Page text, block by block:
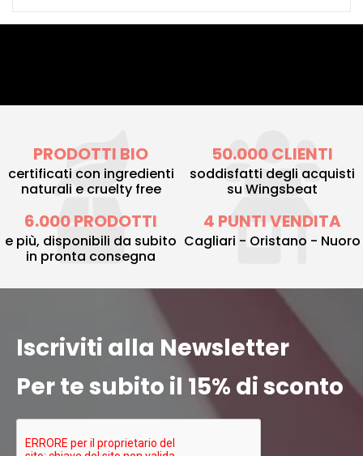
PRODOTTI BIO
certificati con ingredienti
naturali e cruelty free
50.000 CLIENTI
soddisfatti degli acquisti
su Wingsbeat
6.000 PRODOTTI
e più, disponibili da subito
in pronta consegna
4 PUNTI VENDITA
Cagliari - Oristano - Nuoro
Iscriviti alla Newsletter
Per te subito il 15% di sconto